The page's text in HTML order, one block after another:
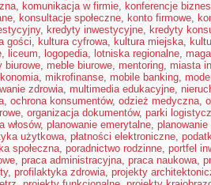
, komunikacja w firmie, konferencje
, konsultacje społeczne, konto firmowe,
, kredyty inwestycyjne, kredyty
gości, kultura cyfrowa, kultura miejska,
, liceum, logopedia, lotniska regionalne,
biurowe, meble biurowe, mentoring, miasta
, mikrofinanse, mobile banking,
zdrowia, multimedia edukacyjne,
, ochrona konsumentów, odzież medyczna,
, organizacja dokumentów, parki
włosów, planowanie emerytalne, planowanie
użytkowa, płatności elektroniczne,
społeczna, poradnictwo rodzinne, portfel
, praca administracyjna, praca naukowa,
, profilaktyka zdrowia, projekty